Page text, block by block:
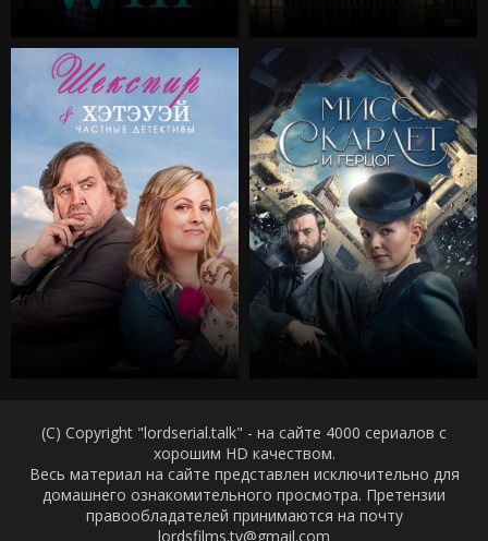
(C) Copyright "lordserial.talk" - на сайте 4000 сериалов с
хорошим HD качеством.
Весь материал на сайте представлен исключительно для
домашнего ознакомительного просмотра. Претензии
правообладателей принимаются на почту
lordsfilms.tv@gmail.com